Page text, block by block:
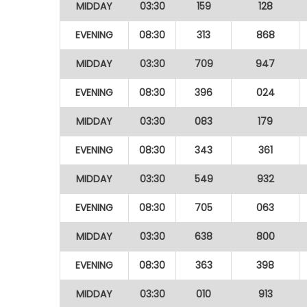
MIDDAY 03:30 159 128
EVENING 08:30 313 868
MIDDAY 03:30 709 947
EVENING 08:30 396 024
MIDDAY 03:30 083 179
EVENING 08:30 343 361
MIDDAY 03:30 549 932
EVENING 08:30 705 063
MIDDAY 03:30 638 800
EVENING 08:30 363 398
MIDDAY 03:30 010 913